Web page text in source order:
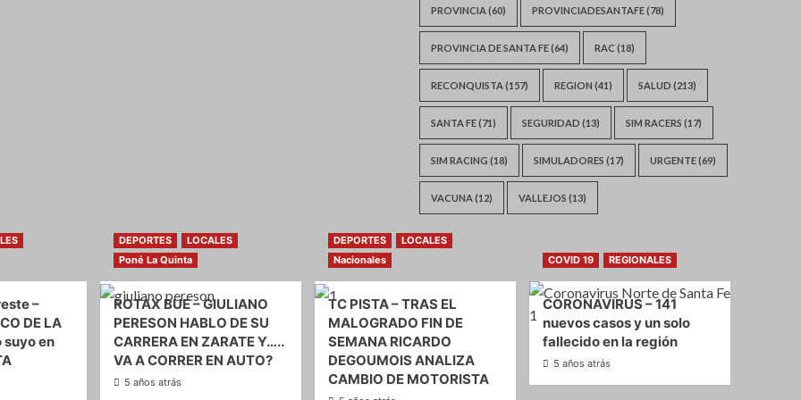
PROVINCIA(60) PROVINCIADESANTAFE(78)
PROVINCIA DE SANTA FE(64) RAC (18)
RECONQUISTA(157) REGION (41) SALUD (213)
SANTA FE(71) SEGURIDAD (13) SIM RACERS (17)
SIM RACING (18) SIMULADORES (17) URGENTE(69)
VACUNA(12) VALLEJOS (13)
–
DE LA
suyo en
DEPORTES
LOCALES
Poné La Quinta
ROTAX BUE – GIULIANO
PERESON HABLO DE SU
CARRERA EN ZARATE Y…..
VA A CORRER EN AUTO?
5 años atrás
DEPORTES
LOCALES
Nacionales
TC PISTA – TRAS EL
MALOGRADO FIN DE
SEMANA RICARDO
DEGOUMOIS ANALIZA
CAMBIO DE MOTORISTA
COVID 19 REGIONALES
CORONAVIRUS – 141
nuevos casos y un solo
fallecido en la región
5 años atrás